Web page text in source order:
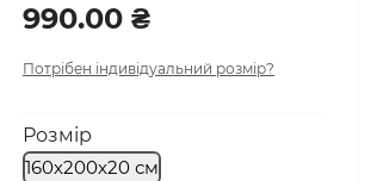
990.00 ₴
Потрібен індивідуальний розмір?
Розмір
160х200х20 см